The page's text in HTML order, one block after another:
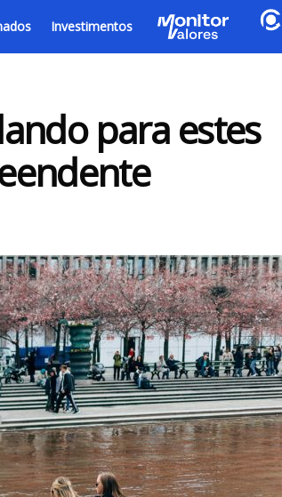
Investimentos
para estes